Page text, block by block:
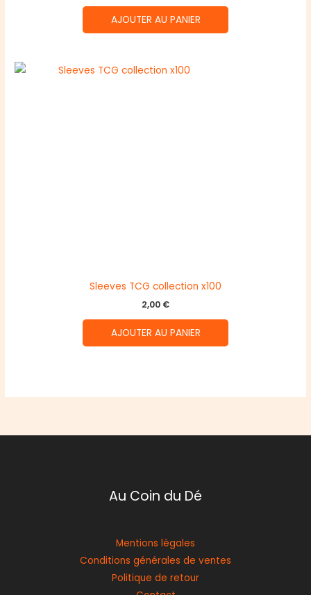
AJOUTER AU PANIER
Sleeves TCG collection x100
2,00 €
AJOUTER AU PANIER
Au Coin du Dé
Mentions légales
Conditions générales de ventes
Politique de retour